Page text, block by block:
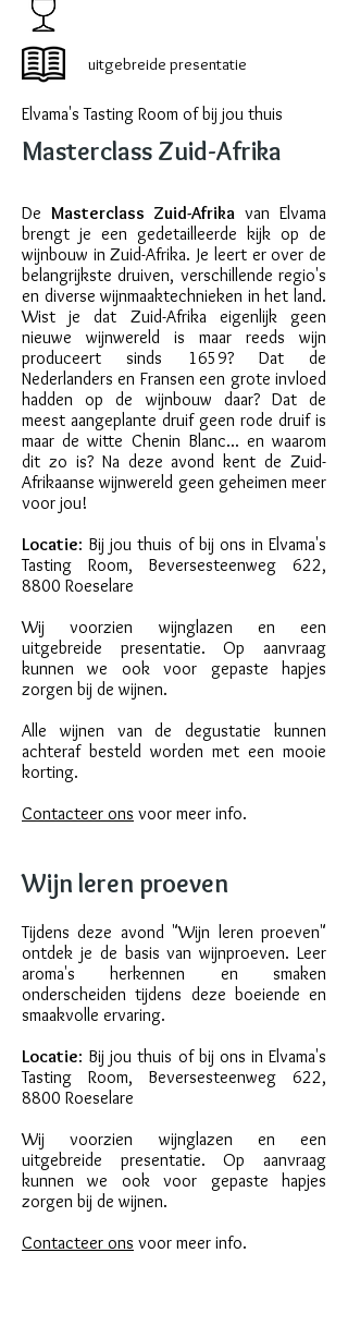
uitgebreide presentatie
Elvama's Tasting Room of bij jou thuis
Masterclass Zuid-Afrika
De Masterclass Zuid-Afrika van Elvama
brengt je een gedetailleerde kijk op de
wijnbouw in Zuid-Afrika. Je leert er over de
belangrijkste druiven, verschillende regio's
en diverse wijnmaaktechnieken in het land.
Wist je dat Zuid-Afrika eigenlijk geen
nieuwe wijnwereld is maar reeds wijn
produceert sinds 1659? Dat de
Nederlanders en Fransen een grote invloed
hadden op de wijnbouw daar? Dat de
meest aangeplante druif geen rode druif is
maar de witte Chenin Blanc... en waarom
dit zo is? Na deze avond kent de Zuid-
Afrikaanse wijnwereld geen geheimen meer
voor jou!
Locatie: Bij jou thuis of bij ons in Elvama's
Tasting Room, Beversesteenweg 622,
8800 Roeselare
Wij voorzien wijnglazen en een
uitgebreide presentatie. Op aanvraag
kunnen we ook voor gepaste hapjes
zorgen bij de wijnen.
Alle wijnen van de degustatie kunnen
achteraf besteld worden met een mooie
korting.
Contacteer ons voor meer info.
Wijn leren proeven
Tijdens deze avond "Wijn leren proeven"
ontdek je de basis van wijnproeven. Leer
aroma's herkennen en smaken
onderscheiden tijdens deze boeiende en
smaakvolle ervaring.
Locatie: Bij jou thuis of bij ons in Elvama's
Tasting Room, Beversesteenweg 622,
8800 Roeselare
Wij voorzien wijnglazen en een
uitgebreide presentatie. Op aanvraag
kunnen we ook voor gepaste hapjes
zorgen bij de wijnen.
Contacteer ons voor meer info.